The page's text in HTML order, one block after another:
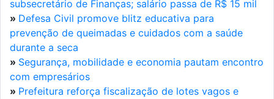
subsecretário de Finanças; salário passa de R$ 15 mil
» Defesa Civil promove blitz educativa para
prevenção de queimadas e cuidados com a saúde
durante a seca
» Segurança, mobilidade e economia pautam encontro
com empresários
» Prefeitura reforça fiscalização de lotes vagos e